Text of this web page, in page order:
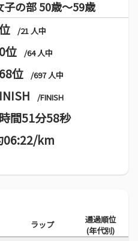
の部 50歳～59歳
/21 人中
位 /64 人中
位 /697 人中
/FINISH
間51分58秒
06:22/km
ラップ
通過順位
(年代別)